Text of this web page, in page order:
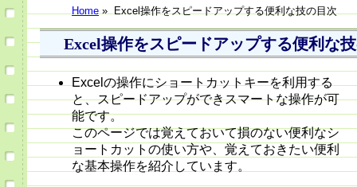
Home» Excel操作をスピードアップする便利な技の目次
Excel操作をスピードアップする便利な
Excelの操作にショートカットキーを利用する
と、スピードアップができスマートな操作が可
能です。
このページでは覚えておいて損のない便利なシ
ョートカットの使い方や、覚えておきたい便利
な基本操作を紹介しています。